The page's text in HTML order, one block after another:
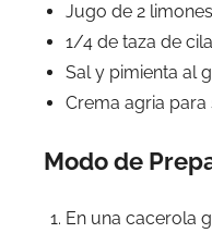
Jugo de 2
1/4 de taza de
Sal y pimienta al
Crema agria para
Modo de
En una cacerola